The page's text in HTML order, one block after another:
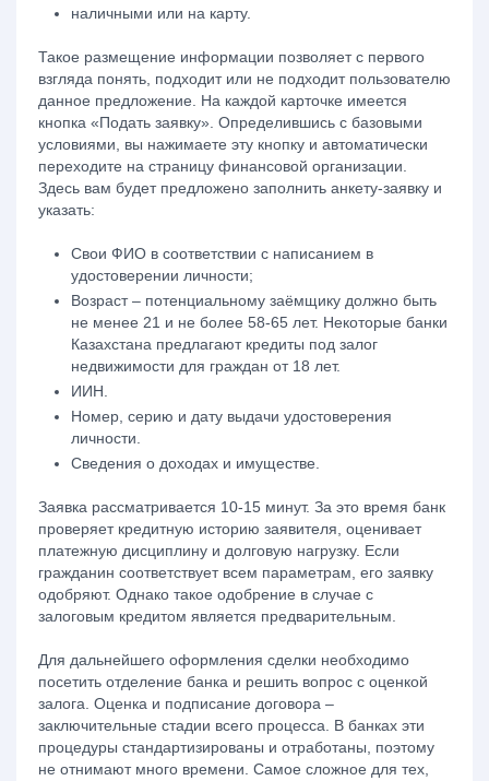
наличными или на карту.
Такое размещение информации позволяет с первого
взгляда понять, подходит или не подходит пользователю
данное предложение. На каждой карточке имеется
кнопка «Подать заявку» . Определившись с базовыми
условиями, вы нажимаете эту кнопку и автоматически
переходите на страницу финансовой организации.
Здесь вам будет предложено заполнить анкету-заявку и
указать:
Свои ФИО в соответствии с написанием в
удостоверении личности;
Возраст – потенциальному заёмщику должно быть
не менее 21 и не более 58-65 лет. Некоторые банки
Казахстана предлагают кредиты под залог
недвижимости для граждан от 18 лет.
ИИН.
Номер, серию и дату выдачи удостоверения
личности.
Сведения о доходах и имуществе.
Заявка рассматривается 10-15 минут. За это время банк
проверяет кредитную историю заявителя, оценивает
платежную дисциплину и долговую нагрузку. Если
гражданин соответствует всем параметрам, его заявку
одобряют. Однако такое одобрение в случае с
залоговым кредитом является предварительным.
Для дальнейшего оформления сделки необходимо
посетить отделение банка и решить вопрос с оценкой
залога. Оценка и подписание договора –
заключительные стадии всего процесса. В банках эти
процедуры стандартизированы и отработаны, поэтому
не отнимают много времени. Самое сложное для тех,